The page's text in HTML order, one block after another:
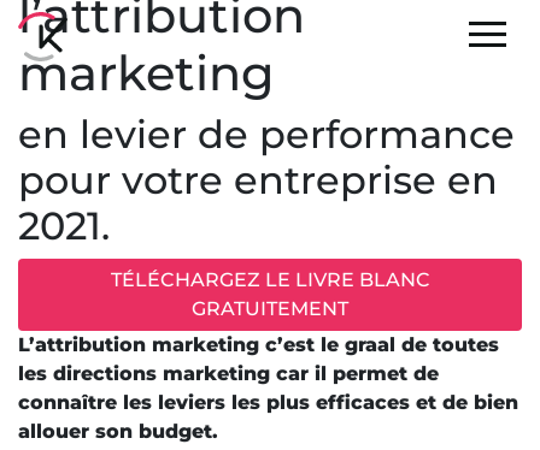
l’attribution
marketing
en levier de performance
pour votre entreprise en
2021.
TÉLÉCHARGEZ LE LIVRE BLANC
GRATUITEMENT
L’attribution marketing c’est le graal de toutes
les directions marketing car il permet de
connaître les leviers les plus efficaces et de bien
allouer son budget.